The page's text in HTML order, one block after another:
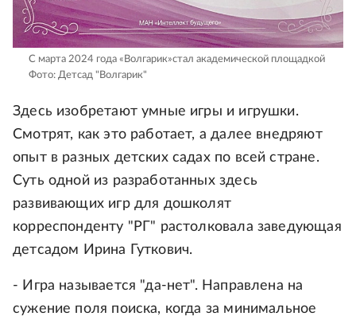
С марта 2024 года «Волгарик»стал академической площадкой
Фото: Детсад "Волгарик"
Здесь изобретают умные игры и игрушки.
Смотрят, как это работает, а далее внедряют
опыт в разных детских садах по всей стране.
Суть одной из разработанных здесь
развивающих игр для дошколят
корреспонденту "РГ" растолковала заведующая
детсадом Ирина Гуткович.
- Игра называется "да-нет". Направлена на
сужение поля поиска, когда за минимальное